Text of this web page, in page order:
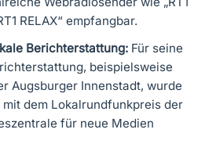
RELAX“ empfangbar.
Berichterstattung: Für seine
beispielsweise
Augsburger Innenstadt, wurde
dem Lokalrundfunkpreis der
für neue Medien